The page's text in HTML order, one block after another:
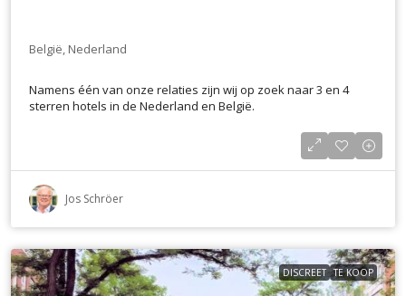
België, Nederland
Namens één van onze relaties zijn wij op zoek naar 3 en 4
sterren hotels in de Nederland en België.
Jos Schröer
DISCREET TE KOOP